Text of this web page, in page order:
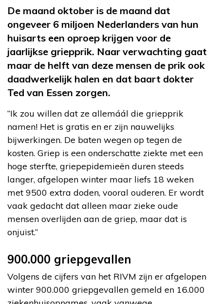
De maand oktober is de maand dat
ongeveer 6 miljoen Nederlanders van hun
huisarts een oproep krijgen voor de
jaarlijkse griepprik. Naar verwachting gaat
maar de helft van deze mensen de prik ook
daadwerkelijk halen en dat baart dokter
Ted van Essen zorgen.
“Ik zou willen dat ze allemáál die griepprik
namen! Het is gratis en er zijn nauwelijks
bijwerkingen. De baten wegen op tegen de
kosten. Griep is een onderschatte ziekte met een
hoge sterfte, griepepidemieën duren steeds
langer, afgelopen winter maar liefs 18 weken
met 9500 extra doden, vooral ouderen. Er wordt
vaak gedacht dat alleen maar zieke oude
mensen overlijden aan de griep, maar dat is
onjuist.”
900.000 griepgevallen
Volgens de cijfers van het RIVM zijn er afgelopen
winter 900.000 griepgevallen gemeld en 16.000